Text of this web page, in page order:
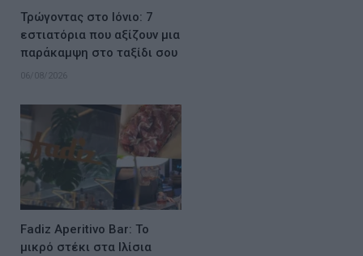
Τρώγοντας στο Ιόνιο: 7
εστιατόρια που αξίζουν μια
παράκαμψη στο ταξίδι σου
06/08/2026
Fadiz Aperitivo Bar: Το
μικρό στέκι στα Ιλίσια